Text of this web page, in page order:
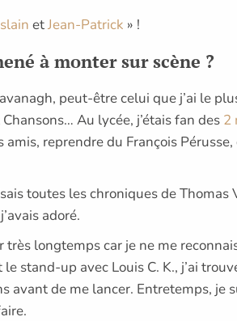
etJean-Patrick » !
à monter sur scène ?
peut-être celui que j’ai le
Au lycée, j’étais fan des 2
reprendre du François
toutes les chroniques de Thomas
adoré.
très longtemps car je ne me
stand-up avec Louis C. K., j’ai
avant de me lancer. Entretemps, je